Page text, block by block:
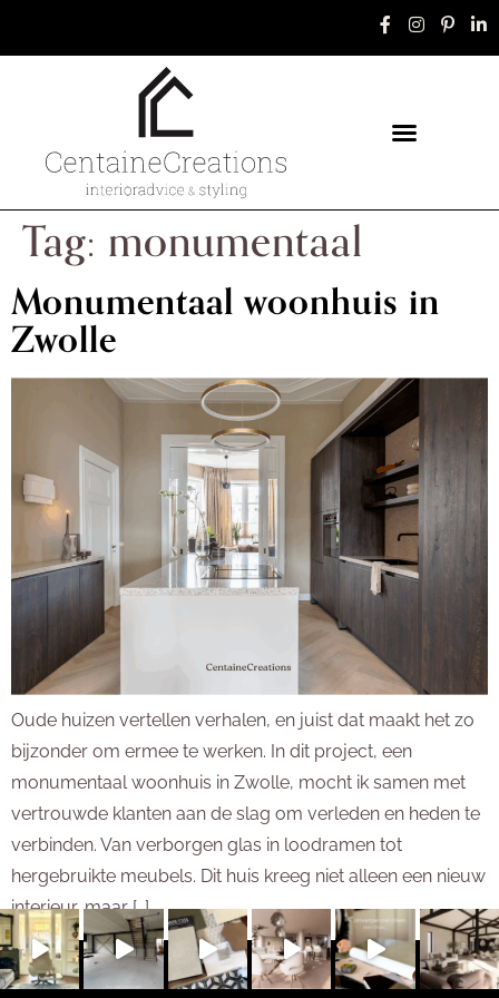
Tag: monumentaal
Monumentaal woonhuis in
Zwolle
Oude huizen vertellen verhalen, en juist dat maakt het zo
bijzonder om ermee te werken. In dit project, een
monumentaal woonhuis in Zwolle, mocht ik samen met
vertrouwde klanten aan de slag om verleden en heden te
verbinden. Van verborgen glas in loodramen tot
hergebruikte meubels. Dit huis kreeg niet alleen een nieuw
interieur, maar […]